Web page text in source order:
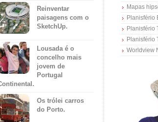
Reinventar
paisagens com o
SketchUp.
Lousada é o
concelho mais
jovem de
Portugal
Os trólei carros
do Porto.
Mapas
Planisfério
Planisfério
Planisfério
Worldview